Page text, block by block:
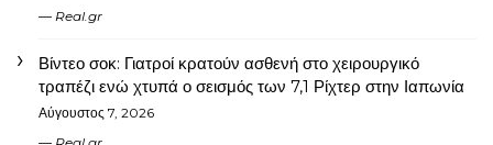
Real.gr
Βίντεο σοκ: Γιατροί κρατούν ασθενή στο χειρουργικό
τραπέζι ενώ χτυπά ο σεισμός των 7,1 Ρίχτερ στην Ιαπωνία
Αύγουστος 7, 2026